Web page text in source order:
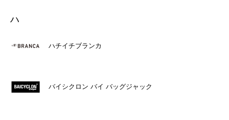
ハ
ハチイチブランカ
バイシクロン バイ バッグジャック